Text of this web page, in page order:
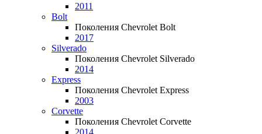
2011
Bolt
Поколения Chevrolet Bolt
2017
Silverado
Поколения Chevrolet Silverado
2014
Express
Поколения Chevrolet Express
2003
Corvette
Поколения Chevrolet Corvette
2014